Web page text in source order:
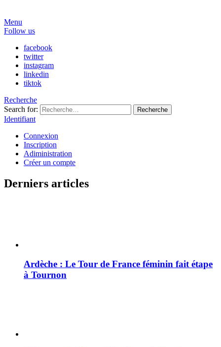
Menu
Follow us
facebook
twitter
instagram
linkedin
tiktok
Recherche
Search for:
Recherche
Identifiant
Connexion
Inscription
Adiministration
Créer un compte
Derniers articles
Ardèche : Le Tour de France féminin fait étape
à Tournon